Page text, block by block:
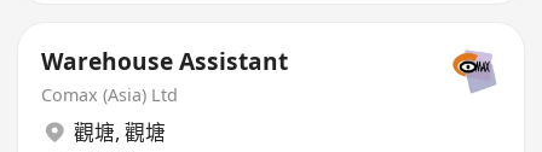
Warehouse Assistant
Comax (Asia) Ltd
觀塘, 觀塘